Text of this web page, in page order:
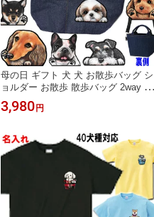
母の日 ギフト 犬 犬 お散歩バッグ シ
ョルダー お散歩 散歩バッグ 2way お
しゃれ 軽量 散歩バッグショルダー 斜
めがけ バッグ ショルダーバッグ トイ
トートバッグ グッズ 雑貨 誕生日プレ
ゼント 散歩バッグ 犬 散歩 バック
3,980円